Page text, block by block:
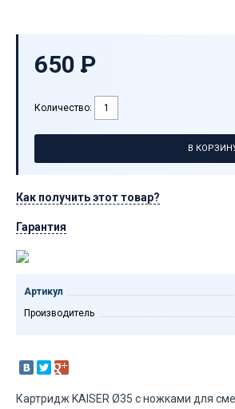
650 P
-
Количество:
В
Как получить этот товар?
Гарантия
Артикул
Производитель
Картридж KАISER Ø35 с ножками для